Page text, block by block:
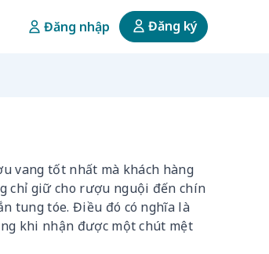
Đăng nhập Đăng ký
vang tốt nhất mà khách hàng
chỉ giữ cho rượu nguội đến chín
tung tóe. Điều đó có nghĩa là
khi nhận được một chút mệt